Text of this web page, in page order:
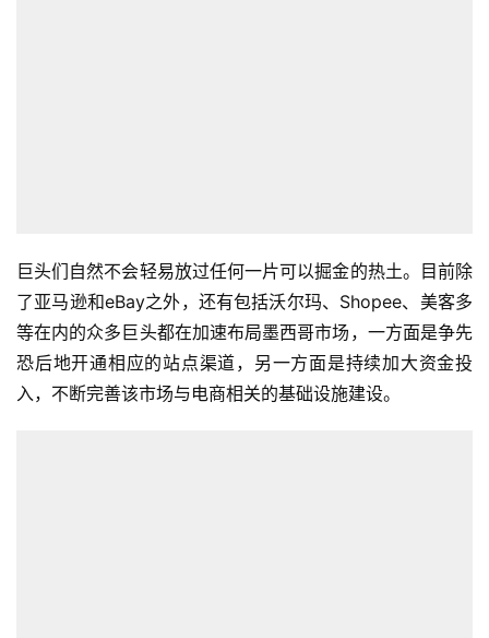
巨头们自然不会轻易放过任何一片可以掘金的热土。目前除
了亚马逊和eBay之外，还有包括沃尔玛、Shopee、美客多
等在内的众多巨头都在加速布局墨西哥市场，一方面是争先
恐后地开通相应的站点渠道，另一方面是持续加大资金投
入，不断完善该市场与电商相关的基础设施建设。